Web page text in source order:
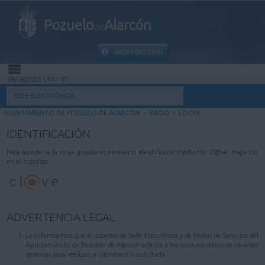
PozuelodeAlarcón
ÁREA PERSONAL
INICIO
MI CARPETA
INFORMACIÓN MUNICIPAL
AYUDA
06/08/2026 14:41:47
SEDE ELECTRÓNICA
AYUNTAMIENTO DE POZUELO DE ALARCÓN > INICIO > LOGIN
IDENTIFICACIÓN
Para acceder a la zona privada es necesario identificarse mediante Cl@ve. Haga clic
en el logotipo.
ADVERTENCIA LEGAL
Le informamos que el sistema de Sede Electrónica y de Portal de Servicios del
Ayuntamiento de Pozuelo de Alarcón solicita a los usuarios datos de carácter
personal para realizar la tramitación solicitada.